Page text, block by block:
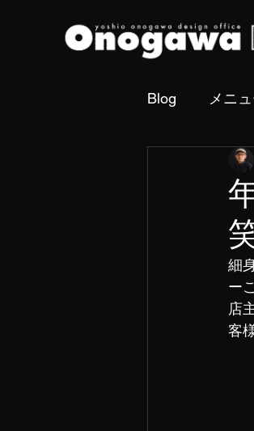
Blog メニ
撮影・フ
細
ー
店
客